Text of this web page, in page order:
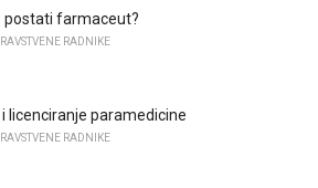
postati farmaceut?
RADNIKE
i licenciranje paramedicine
RADNIKE